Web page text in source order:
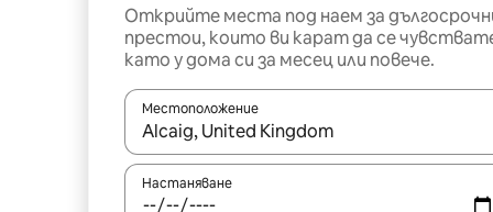
Открийте места под наем за
престои, които ви карат да се
като у дома си за месец или повече.
Местоположение
Когато резултатите се покажат,
Настаняване